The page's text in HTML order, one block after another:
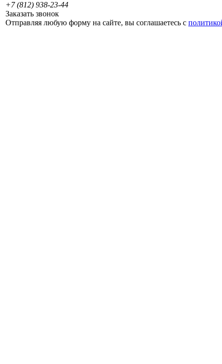
+7 (812) 938-23-44
Заказать звонок
Отправляя любую форму на сайте, вы соглашаетесь с